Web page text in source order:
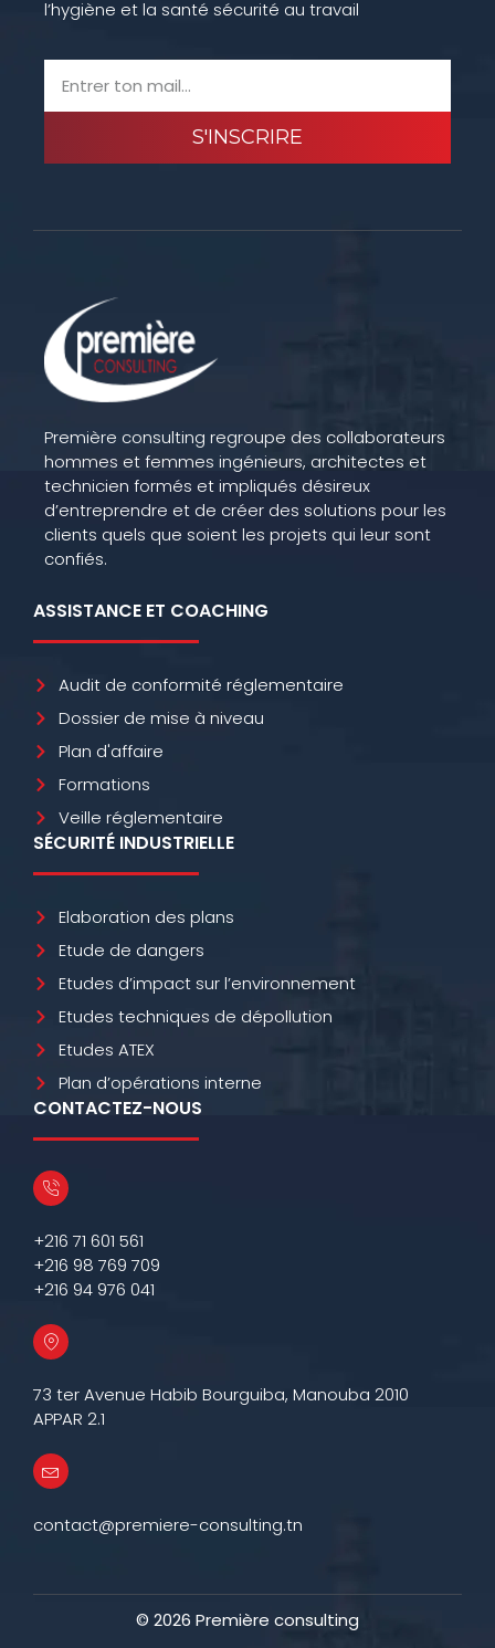
l’hygiène et la santé sécurité au travail
S'INSCRIRE
Première consulting regroupe des collaborateurs
hommes et femmes ingénieurs, architectes et
technicien formés et impliqués désireux
d’entreprendre et de créer des solutions pour les
clients quels que soient les projets qui leur sont
confiés.
ASSISTANCE ET COACHING
Audit de conformité réglementaire
Dossier de mise à niveau
Plan d'affaire
Formations
Veille réglementaire
SÉCURITÉ INDUSTRIELLE
Elaboration des plans
Etude de dangers
Etudes d’impact sur l’environnement
Etudes techniques de dépollution
Etudes ATEX
Plan d’opérations interne
CONTACTEZ-NOUS
+216 71 601 561
+216 98 769 709
+216 94 976 041
73 ter Avenue Habib Bourguiba, Manouba 2010
APPAR 2.1
contact@premiere-consulting.tn
© 2026 Première consulting